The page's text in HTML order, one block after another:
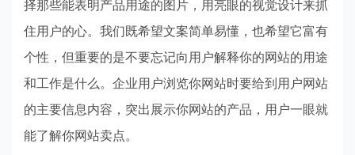
择那些能表明产品用途的图片，用亮眼的视觉设计来抓
住用户的心。我们既希望文案简单易懂，也希望它富有
个性，但重要的是不要忘记向用户解释你的网站的用途
和工作是什么。企业用户浏览你网站时要给到用户网站
的主要信息内容，突出展示你网站的产品，用户一眼就
能了解你网站卖点。